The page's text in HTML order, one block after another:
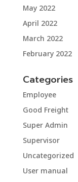
May 2022
April 2022
March 2022
February 2022
Categories
Employee
Good Freight
Super Admin
Supervisor
Uncategorized
User manual